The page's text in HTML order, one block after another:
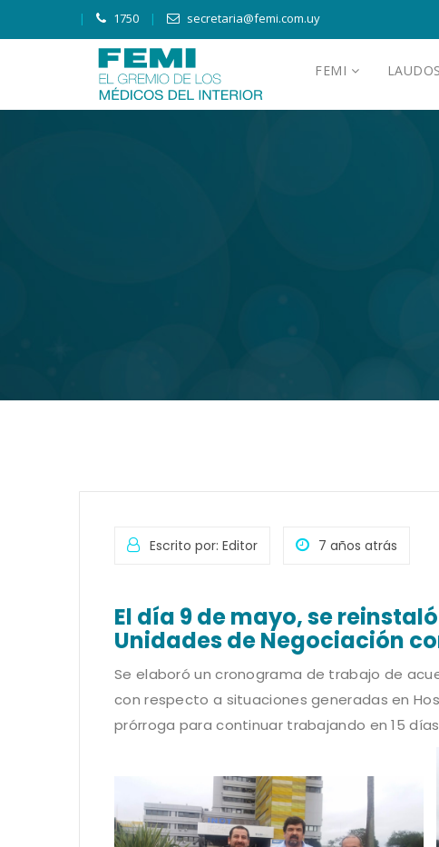
1750 secretaria@femi.com.uy
FEMI LAUDOS
Escrito por: Editor 7 años atrás
El día 9 de mayo, se
Unidades de Negociación
Se elaboró un cronograma de trabajo de
con respecto a situaciones generadas en
prórroga para continuar trabajando en 15